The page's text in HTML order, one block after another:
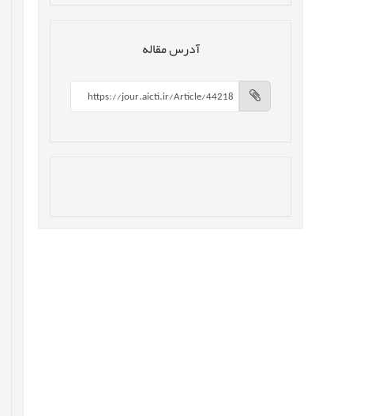
آدرس مقاله